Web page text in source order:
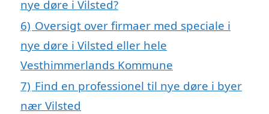
nye døre i Vilsted?
6) Oversigt over firmaer med speciale i
nye døre i Vilsted eller hele
Vesthimmerlands Kommune
7) Find en professionel til nye døre i byer
nær Vilsted